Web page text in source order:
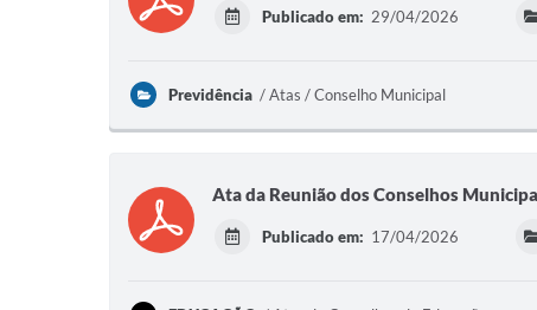
Publicado em: 29/04/2026
Previdência Atas / Conselho Municipal
Ata da Reunião dos Conselhos
Publicado em: 17/04/2026